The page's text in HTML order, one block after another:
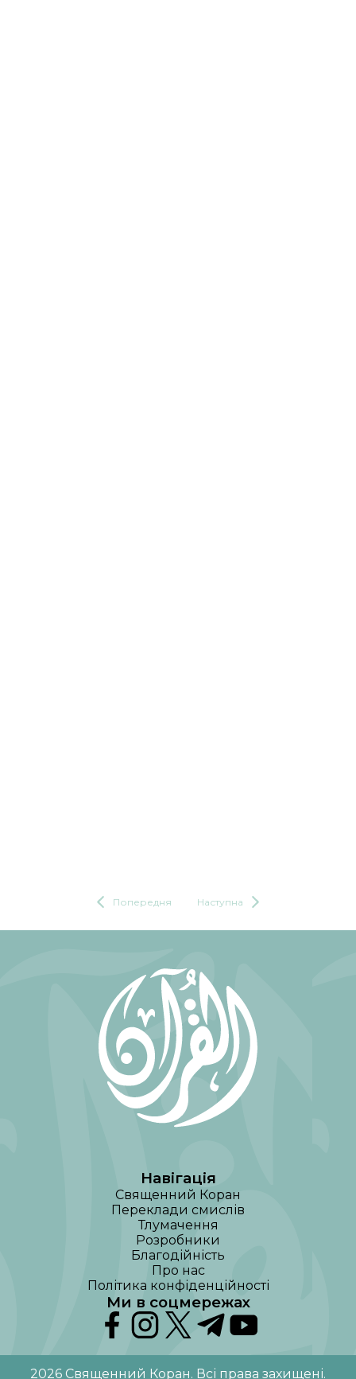
Попередня Наступна
Навігація
Священний Коран
Переклади смислів
Тлумачення
Розробники
Благодійність
Про нас
Політика конфіденційності
Ми в соцмережах
2026 Священний Коран. Всі права захищені.